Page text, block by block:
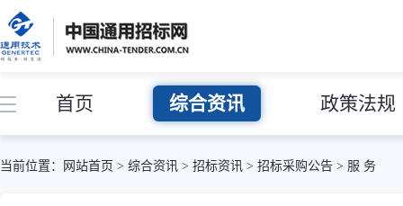
首页 综合资讯 政策法规
当前位置： 网站首页 > 综合资讯 > 招标资讯 > 招标采购公告 > 服 务